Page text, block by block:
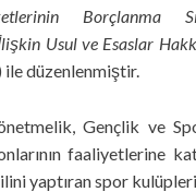
Borçlanma
Usul ve Esaslar
düzenlenmiştir.
Gençlik ve
faaliyetlerine
yaptıran spor